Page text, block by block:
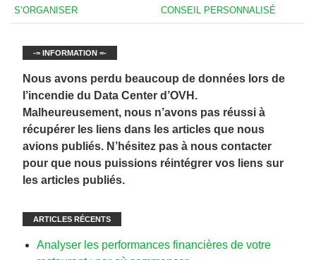
S’ORGANISER
CONSEIL PERSONNALISÉ
-= INFORMATION =-
Nous avons perdu beaucoup de données lors de
l’incendie du Data Center d’OVH.
Malheureusement, nous n’avons pas réussi à
récupérer les liens dans les articles que nous
avions publiés. N’hésitez pas à nous contacter
pour que nous puissions réintégrer vos liens sur
les articles publiés.
ARTICLES RÉCENTS
Analyser les performances financières de votre